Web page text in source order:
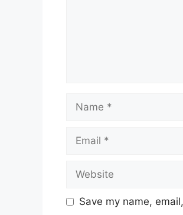
Name
Email
Website
Save my name,